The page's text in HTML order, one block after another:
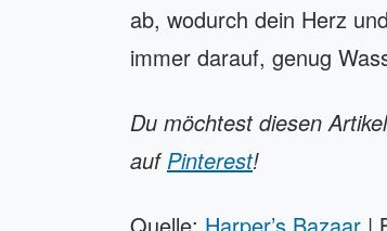
ab, wodurch dein Herz
immer darauf, genug
Du möchtest diesen
aufPinterest!